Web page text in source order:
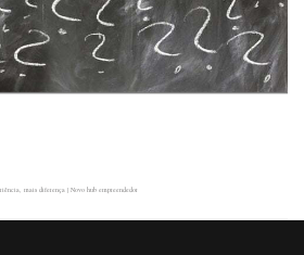
mais diferença | Novo hub empreendedor